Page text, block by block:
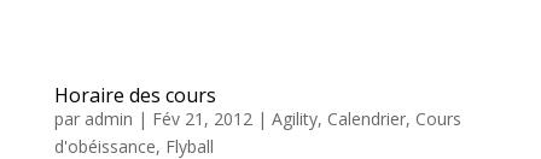
Horaire des cours
par admin | Fév 21, 2012| Agility, Calendrier, Cours
d'obéissance, Flyball